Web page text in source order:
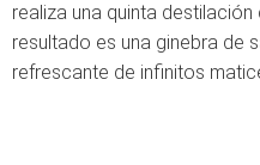
realiza una quinta
resultado es una ginebra de
refrescante de infinitos